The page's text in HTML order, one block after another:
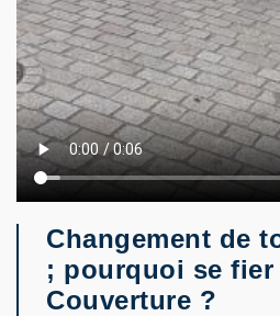
Changement de
; pourquoi se fier
Couverture ?